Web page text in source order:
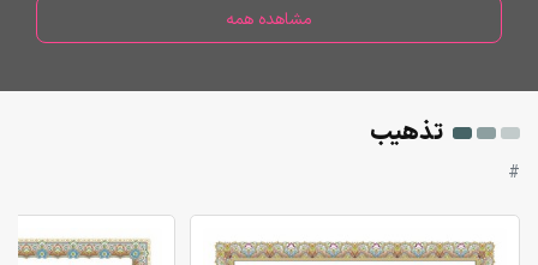
مشاهده همه
تذهیب
#